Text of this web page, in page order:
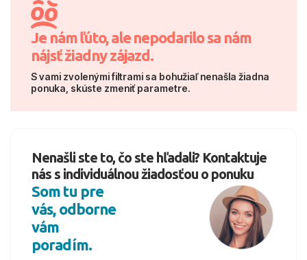
Je nám ľúto, ale nepodarilo sa nám
nájsť žiadny zájazd.
S vami zvolenými filtrami sa bohužiaľ nenašla žiadna
ponuka, skúste zmeniť parametre.
Nenašli ste to, čo ste hľadali? Kontaktuje
nás s individuálnou žiadosťou o ponuku
Som tu pre
vás, odborne
vám
poradím.